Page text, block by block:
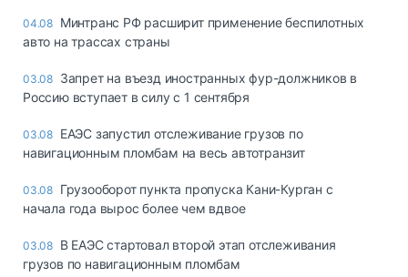
04.08 Минтранс РФ расширит применение беспилотных
авто на трассах страны
03.08 Запрет на въезд иностранных фур-должников в
Россию вступает в силу с 1 сентября
03.08 ЕАЭС запустил отслеживание грузов по
навигационным пломбам на весь автотранзит
03.08 Грузооборот пункта пропуска Кани-Курган с
начала года вырос более чем вдвое
03.08 В ЕАЭС стартовал второй этап отслеживания
грузов по навигационным пломбам